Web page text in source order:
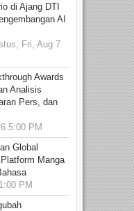
di Ajang DTI
AI
Fri, Aug 7
Awards
Analisis
Pers, dan
5:00 PM
Global
Manga
PM